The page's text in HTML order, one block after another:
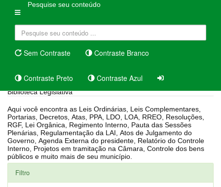
Pesquise seu conteúdo
Sem Contraste Contraste Branco
Contraste Preto Contraste Azul
Biblioteca Legislativa
Aqui você encontra as Leis Ordinárias, Leis Complementares,
Portarias, Decretos, Atas, PPA, LDO, LOA, RREO, Resoluções,
RGF, Lei Orgânica, Regimento Interno, Pauta das Sessões
Plenárias, Regulamentação da LAI, Atos de Julgamento do
Governo, Agenda Externa do presidente, Relatório do Controle
Interno, Projetos em tramitação na Câmara, Controle dos bens
públicos e muito mais de seu município.
Filtro